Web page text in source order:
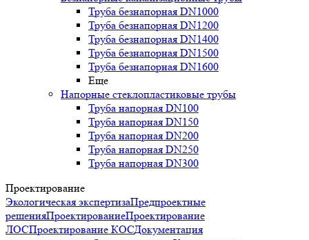
Труба безнапорная DN1000
Труба безнапорная DN1200
Труба безнапорная DN1400
Труба безнапорная DN1500
Труба безнапорная DN1600
Еще
Напорные стеклопластиковые трубы
Труба напорная DN100
Труба напорная DN150
Труба напорная DN200
Труба напорная DN250
Труба напорная DN300
Проектирование
Экологическая экспертизаПредпроектные
решенияПроектированиеПроектирование
ЛОСПроектирование КОСДокументация